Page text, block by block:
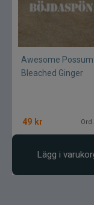
Awesome Possum
Bleached Ginger
49 kr
Lägg i